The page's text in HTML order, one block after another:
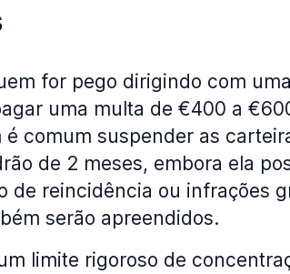
for pego dirigindo com
uma multa de €400 a
é comum suspender as
de 2 meses, embora ela
de reincidência ou infrações
serão apreendidos.
limite rigoroso de